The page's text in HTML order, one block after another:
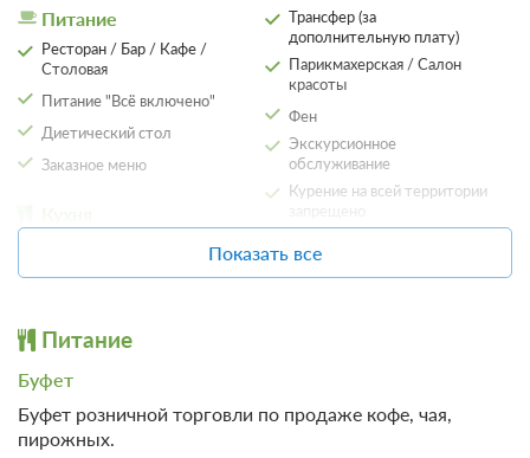
Питание
Ресторан / Бар / Кафе /
Столовая
Питание "Всё включено"
Диетический стол
Заказное меню
Электрический чайник
мероприятий
Корпоративный отдых
Трансфер (за
дополнительную плату)
Парикмахерская / Салон
красоты
Фен
Экскурсионное
обслуживание
Курение на всей территории
гладильной доски
Показать все
Питание
Буфет
Буфет розничной торговли по продаже кофе, чая,
пирожных.